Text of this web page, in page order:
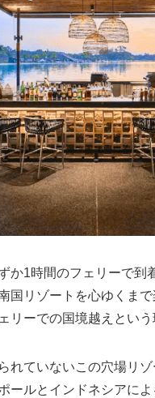
か1時間のフェリーで到
国リゾートを心ゆくま
リーでの国境越えとい
れていないこの穴場リ
ールとインドネシアに